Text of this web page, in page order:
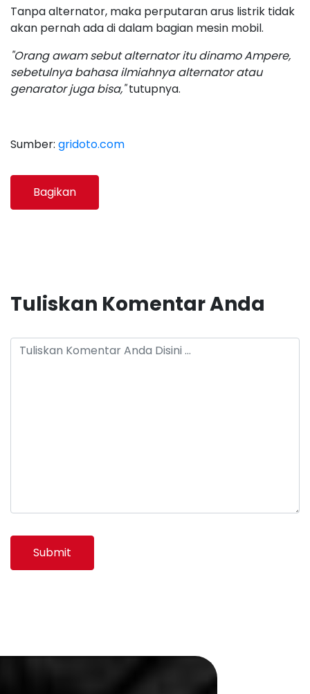
Tanpa alternator, maka perputaran arus listrik tidak
akan pernah ada di dalam bagian mesin mobil.
"Orang awam sebut alternator itu dinamo Ampere,
sebetulnya bahasa ilmiahnya alternator atau
genarator juga bisa,"tutupnya.
Sumber: gridoto.com
Bagikan
Tuliskan Komentar Anda
Submit